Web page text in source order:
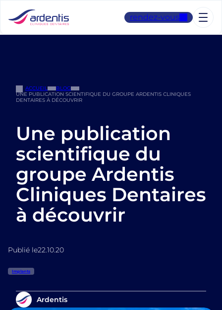
contenu
rendez-vous
ACCUEIL
BLOG
UNE PUBLICATION SCIENTIFIQUE DU GROUPE ARDENTIS CLINIQUES
DENTAIRES À DÉCOUVRIR
Une publication
scientifique du
groupe Ardentis
Cliniques Dentaires
à découvrir
Publié le22.10.20
Implants
Ardentis